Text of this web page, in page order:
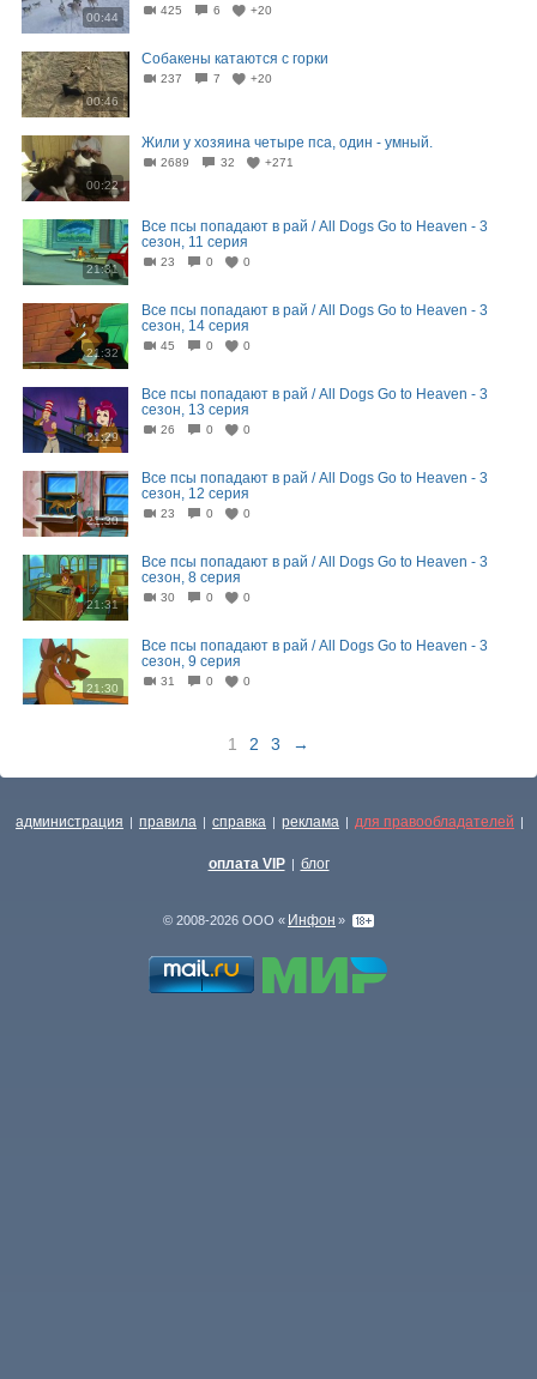
00:44
425 6 +20
00:46
Собакены катаются с горки
237 7 +20
00:22
Жили у хозяина четыре пса, один - умный.
2689 32 +271
21:31
Все псы попадают в рай / All Dogs Go to Heaven - 3
сезон, 11 серия
23 0 0
21:32
Все псы попадают в рай / All Dogs Go to Heaven - 3
сезон, 14 серия
45 0 0
21:29
Все псы попадают в рай / All Dogs Go to Heaven - 3
сезон, 13 серия
26 0 0
21:30
Все псы попадают в рай / All Dogs Go to Heaven - 3
сезон, 12 серия
23 0 0
21:31
Все псы попадают в рай / All Dogs Go to Heaven - 3
сезон, 8 серия
30 0 0
21:30
Все псы попадают в рай / All Dogs Go to Heaven - 3
сезон, 9 серия
31 0 0
1 2 3 →
администрация | правила | справка | реклама | для правообладателей |
оплата VIP | блог
© 2008-2026 ООО « Инфон »